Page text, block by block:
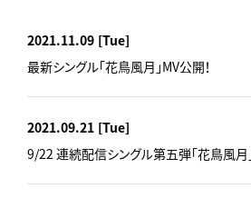
2021.11.09 [Tue]
最新シングル「花鳥風月」MV公開！
2021.09.21 [Tue]
9/22 連続配信シングル第五弾「花鳥風月